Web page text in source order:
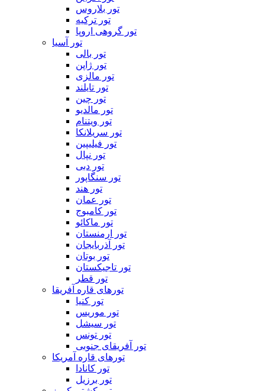
تور بلاروس
تور ترکیه
تور گروهی اروپا
تور آسیا
تور بالی
تور ژاپن
تور مالزی
تور تایلند
تور چین
تور مالدیو
تور ویتنام
تور سریلانکا
تور فیلیپین
تور نپال
تور دبی
تور سنگاپور
تور هند
تور عمان
تور کامبوج
تور ماکائو
تور ارمنستان
تور آذربایجان
تور بوتان
تور تاجیکستان
تور قطر
تورهای قاره آفریقا
تور کنیا
تور موریس
تور سیشل
تور تونس
تور آفریقای جنوبی
تورهای قاره آمریکا
تور کانادا
تور برزیل